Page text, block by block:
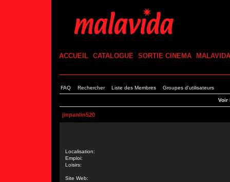
ACCUEIL CATALOGUE SORTIE CINEMA MALAVIDA
FAQ Rechercher Liste des Membres Groupes d'utilisateurs
Voir
jinpanlin520
Localisation:
Emploi:
Loisirs:
Site Web: